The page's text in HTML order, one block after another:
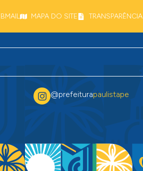
MAPA DO SITE TRANSPARÊNCIA
@prefeiturapaulistape